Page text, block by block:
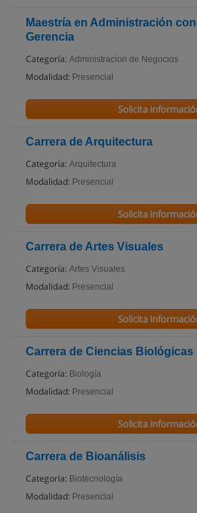
Maestría en Administración
Gerencia
Categoría: Administracion de Negocios
Modalidad: Presencial
Solicita
Carrera de Arquitectura
Categoría: Arquitectura
Modalidad: Presencial
Solicita
Carrera de Artes Visuales
Categoría: Artes Visuales
Modalidad: Presencial
Solicita
Carrera de Ciencias Biológicas
Categoría: Biología
Modalidad: Presencial
Solicita
Carrera de Bioanálisis
Categoría: Biotecnología
Modalidad: Presencial